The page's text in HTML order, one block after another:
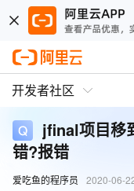
开发者社区
jfinal项目移
错?报错
爱吃鱼的程序员 2020-06-